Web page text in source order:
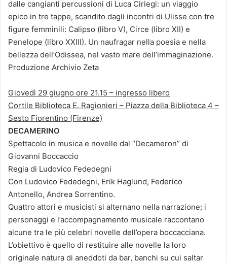
dalle cangianti percussioni di Luca Ciriegi: un viaggio
epico in tre tappe, scandito dagli incontri di Ulisse con tre
figure femminili: Calipso (libro V), Circe (libro XII) e
Penelope (libro XXIII). Un naufragar nella poesia e nella
bellezza dell’Odissea, nel vasto mare dell’immaginazione.
Produzione Archivio Zeta
Giovedì 29 giugno ore 21.15 – ingresso libero
Cortile Biblioteca E. Ragionieri – Piazza della Biblioteca 4 –
Sesto Fiorentino (Firenze)
DECAMERINO
Spettacolo in musica e novelle dal “Decameron” di
Giovanni Boccaccio
Regia di Ludovico Fededegni
Con Ludovico Fededegni, Erik Haglund, Federico
Antonello, Andrea Sorrentino.
Quattro attori e musicisti si alternano nella narrazione; i
personaggi e l’accompagnamento musicale raccontano
alcune tra le più celebri novelle dell’opera boccacciana.
L’obiettivo è quello di restituire alle novelle la loro
originale natura di aneddoti da bar, banchi su cui saltar